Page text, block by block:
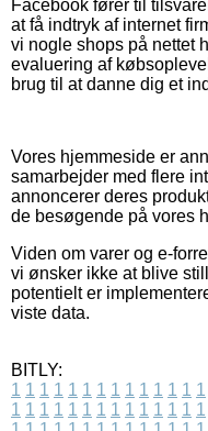
Facebook fører til
at få indtryk af internet
vi nogle shops på nettet
evaluering af
brug til at danne dig et
Vores hjemmeside er
samarbejder med flere
annoncerer deres
de besøgende på vores
Viden om varer og e-
vi ønsker ikke at blive
potentielt er
viste data.
BITLY:
1 1 1 1 1 1 1 1 1 1 1 1 1 1
1 1 1 1 1 1 1 1 1 1 1 1 1 1